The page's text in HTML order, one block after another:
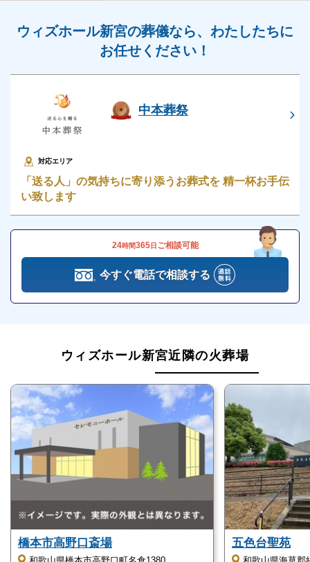
人数・式場・火葬場などの各種条件やご要望、ご事情
にあわせて、お見積りを作成いたします。葬儀を施行
をご説明します。その上で葬儀費用の総額にご納得い
ただいてから施行いたしますのでご安心ください。
ウィズホール新宮の家族葬
ウィズホール新宮では「家族葬」が可能です。
家族葬では一般葬と同様、遺体搬送、遺体安置、通夜
式、告別式、式中初七日法要、火葬といった一連の儀
式が執り行われます。
家族葬と一般葬の違いは、少人数の家族やごく親しい
友人のみで通夜式・告別式を執り行うという点です。
身内だけで故人とのお別れの時間をゆっくり過ごすこ
とが可能で、儀礼的な弔問などを受ける必要がありま
ウィズホール新宮の家族葬は、家族や親しかった方と
ウィズホール新宮の直葬・火葬式
ウィズホール新宮では「直葬・火葬式」が可能です。
ウィズホール新宮には火葬の設備はありませんが、ウ
ィズホール新宮を運営する「株式会社中本葬祭」では
直葬・火葬式を執り行えるプランが用意されていま
す。
直葬・火葬式とは、葬儀費用を抑えた最もシンプルな
もので、故人の安置後、通夜や告別式をせずに火葬場
ウィズホール新宮の葬儀なら、わたしたちに
お任せください！
中本葬祭
対応エリア
「送る人」の気持ちに寄り添うお葬式を 精一杯お手伝
い致します
24時間365日 ご相談可能
今すぐ電話で相談する
ウィズホール新宮近隣の火葬場
橋本市高野口斎場 五色台聖苑